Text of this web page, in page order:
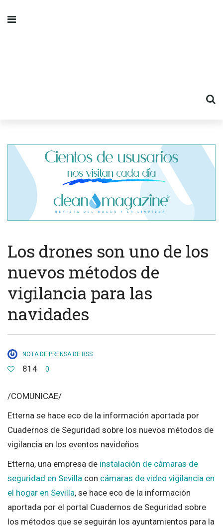
Los drones son uno de los
nuevos métodos de
vigilancia para las
navidades
NOTA DE PRENSA DE RSS
814 0
/COMUNICAE/
Etterna se hace eco de la información aportada por
Cuadernos de Seguridad sobre los nuevos métodos de
vigilancia en los eventos navideños
Etterna, una empresa de instalación de cámaras de
seguridad en Sevilla con cámaras de video vigilancia en
el hogar en Sevilla, se hace eco de la información
aportada por el portal Cuadernos de Seguridad sobre
los métodos que se seguirán los ayuntamientos para la